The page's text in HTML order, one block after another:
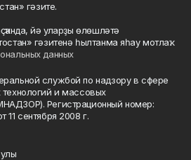
гәзите.
йә уларҙы өлөшләтә
гәзитенә һылтанма яһау мотлаҡ.
данных
службой по надзору в сфере
и массовых
Регистрационный номер:
сентября 2008 г.